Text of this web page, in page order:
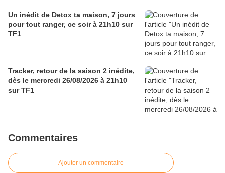
Un inédit de Detox ta maison, 7 jours
pour tout ranger, ce soir à 21h10 sur
TF1
Tracker, retour de la saison 2 inédite,
dès le mercredi 26/08/2026 à 21h10
sur TF1
Commentaires
Ajouter un commentaire